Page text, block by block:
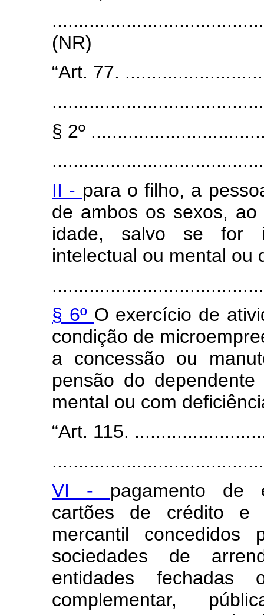
(NR)
“Art. 77.
§ 2º
II - para o filho, a
de ambos os sexos,
idade, salvo se for
intelectual ou mental ou
§ 6º O exercício de
condição de
a concessão ou
pensão do
mental ou com
“Art. 115.
VI - pagamento de
cartões de crédito e
mercantil concedidos
sociedades de
entidades fechadas
complementar,